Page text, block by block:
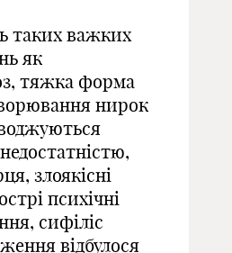
таких важких
як
тяжка форма
нирок
злоякісні
психічні
сифіліс
відбулося